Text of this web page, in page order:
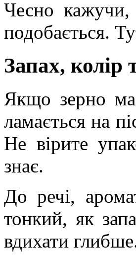
Чесно
подобається.
Запах, колір
Якщо зерно
ламається на
Не вірите
знає.
До речі,
тонкий, як
вдихати